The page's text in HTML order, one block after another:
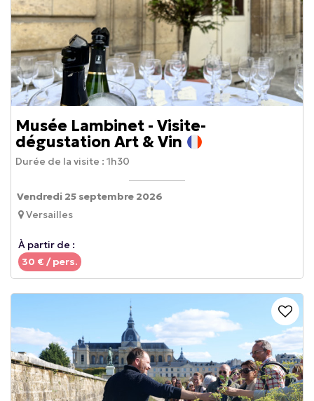
Musée Lambinet - Visite-
dégustation Art & Vin
Versailles
À partir de :
30 € / pers.
Durée de la visite : 1h30
Vendredi 25 septembre 2026